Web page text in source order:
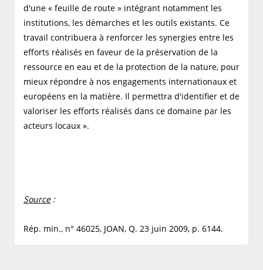
d'une « feuille de route » intégrant notamment les
institutions, les démarches et les outils existants. Ce
travail contribuera à renforcer les synergies entre les
efforts réalisés en faveur de la préservation de la
ressource en eau et de la protection de la nature, pour
mieux répondre à nos engagements internationaux et
européens en la matière. Il permettra d'identifier et de
valoriser les efforts réalisés dans ce domaine par les
acteurs locaux ».
Source:
Rép. min., n° 46025, JOAN, Q. 23 juin 2009, p. 6144.